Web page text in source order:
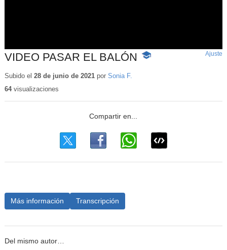
VIDEO PASAR EL BALÓN
-
Ajuste
Subido el 28 de junio de 2021por Sonia F.
64visualizaciones
Más información Transcripción
Del mismo autor…